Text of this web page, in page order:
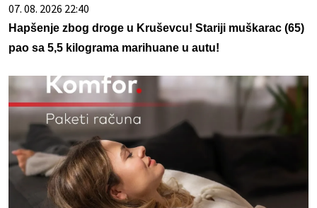
07. 08. 2026 22:40
Hapšenje zbog droge u Kruševcu! Stariji muškarac (65)
pao sa 5,5 kilograma marihuane u autu!